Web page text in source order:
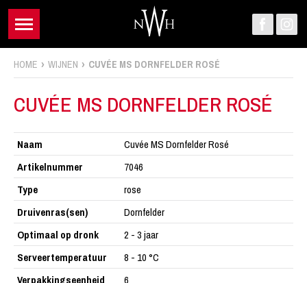
HOME WIJNEN CUVÉE MS DORNFELDER ROSÉ
CUVÉE MS DORNFELDER ROSÉ
Naam
Cuvée MS Dornfelder Rosé
Artikelnummer
7046
Type
rose
Druivenras(sen)
Dornfelder
Optimaal op dronk
2 - 3 jaar
Serveertemperatuur
8 - 10 °C
Verpakkingseenheid
6